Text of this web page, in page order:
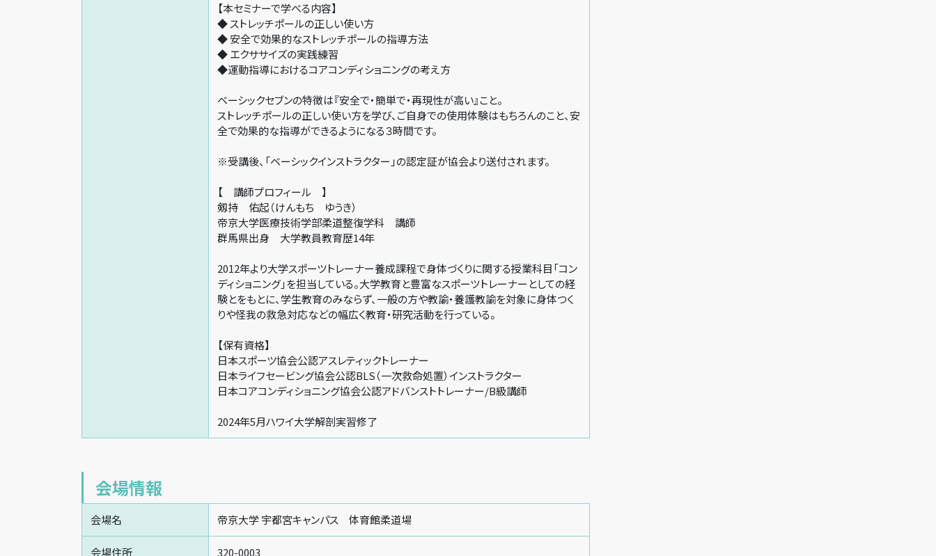
【本セミナーで学べる内容】
◆ ストレッチポールの正しい使い方
◆ 安全で効果的なストレッチポールの指導方法
◆ エクササイズの実践練習
◆運動指導におけるコアコンディショニングの考え方
ベーシックセブンの特徴は『安全で・簡単で・再現性が高い』こと。
ストレッチポールの正しい使い方を学び、ご自身での使用体験はもちろんのこと、安
全で効果的な指導ができるようになる３時間です。
※受講後、「ベーシックインストラクター」の認定証が協会より送付されます。
【 講師プロフィール 】
剱持 佑起（けんもち ゆうき）
帝京大学医療技術学部柔道整復学科 講師
群馬県出身 大学教員教育歴14年
2012年より大学スポーツトレーナー養成課程で身体づくりに関する授業科目「コン
ディショニング」を担当している。大学教育と豊富なスポーツトレーナーとしての経
験とをもとに、学生教育のみならず、一般の方や教諭・養護教諭を対象に身体つく
りや怪我の救急対応などの幅広く教育・研究活動を行っている。
【保有資格】
日本スポーツ協会公認アスレティックトレーナー
日本ライフセービング協会公認BLS（一次救命処置）インストラクター
日本コアコンディショニング協会公認アドバンストトレーナー/B級講師
2024年5月ハワイ大学解剖実習修了
会場情報
会場名 帝京大学 宇都宮キャンパス 体育館柔道場
会場住所 320-0003